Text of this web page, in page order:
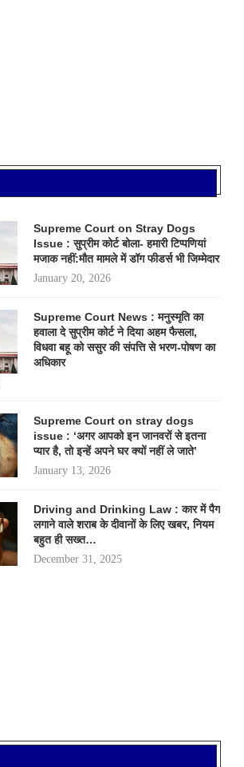
Supreme Court on Stray Dogs
Issue : सुप्रीम कोर्ट बोला- हमारी टिप्पणियां
मजाक नहीं:मौत मामले में डॉग फीडर्स भी जिम्मेदार
January 20, 2026
Supreme Court News : मनुस्मृति का
हवाला दे सुप्रीम कोर्ट ने दिया अहम फैसला,
विधवा बहू को ससुर की संपत्ति से भरण-पोषण का
अधिकार
Supreme Court on stray dogs
issue : ‘अगर आपको इन जानवरों से इतना
प्यार है, तो इन्हें अपने घर क्यों नहीं ले जाते’
January 13, 2026
Driving and Drinking Law : कार में पैग
लगाने वाले शराब के दीवानों के लिए खबर, नियम
बहुत ही सख्त…
December 31, 2025